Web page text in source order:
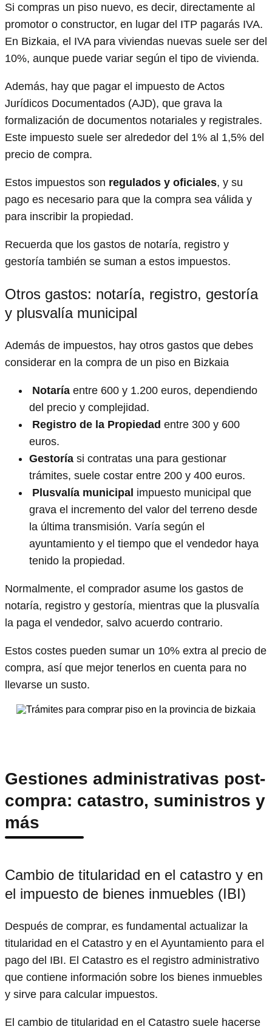
Si compras un piso nuevo, es decir, directamente al
promotor o constructor, en lugar del ITP pagarás IVA.
En Bizkaia, el IVA para viviendas nuevas suele ser del
10%, aunque puede variar según el tipo de vivienda.
Además, hay que pagar el impuesto de Actos
Jurídicos Documentados (AJD), que grava la
formalización de documentos notariales y registrales.
Este impuesto suele ser alrededor del 1% al 1,5% del
precio de compra.
Estos impuestos son regulados y oficiales, y su
pago es necesario para que la compra sea válida y
para inscribir la propiedad.
Recuerda que los gastos de notaría, registro y
gestoría también se suman a estos impuestos.
Otros gastos: notaría, registro, gestoría
y plusvalía municipal
Además de impuestos, hay otros gastos que debes
considerar en la compra de un piso en Bizkaia
Notaría entre 600 y 1.200 euros, dependiendo
del precio y complejidad.
Registro de la Propiedad entre 300 y 600
euros.
Gestoría si contratas una para gestionar
trámites, suele costar entre 200 y 400 euros.
Plusvalía municipal impuesto municipal que
grava el incremento del valor del terreno desde
la última transmisión. Varía según el
ayuntamiento y el tiempo que el vendedor haya
tenido la propiedad.
Normalmente, el comprador asume los gastos de
notaría, registro y gestoría, mientras que la plusvalía
la paga el vendedor, salvo acuerdo contrario.
Estos costes pueden sumar un 10% extra al precio de
compra, así que mejor tenerlos en cuenta para no
llevarse un susto.
Gestiones administrativas post-
compra: catastro, suministros y
más
Cambio de titularidad en el catastro y en
el impuesto de bienes inmuebles (IBI)
Después de comprar, es fundamental actualizar la
titularidad en el Catastro y en el Ayuntamiento para el
pago del IBI. El Catastro es el registro administrativo
que contiene información sobre los bienes inmuebles
y sirve para calcular impuestos.
El cambio de titularidad en el Catastro suele hacerse